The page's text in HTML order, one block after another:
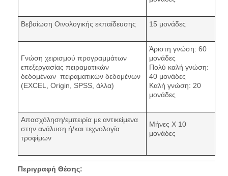
Βεβαίωση Οινολογικής εκπαίδευσης 15 μονάδες
Γνώση χειρισμού προγραμμάτων
επεξεργασίας πειραματικών
δεδομένων πειραματικών δεδομένων
(EXCEL, Origin, SPSS, άλλα)
Άριστη γνώση: 60
μονάδες
Πολύ καλή γνώση:
40 μονάδες
Καλή γνώση: 20
μονάδες
Απασχόληση/εμπειρία με αντικείμενα
στην ανάλυση ή/και τεχνολογία
τροφίμων
Μήνες Χ 10
μονάδες
Περιγραφή Θέσης: